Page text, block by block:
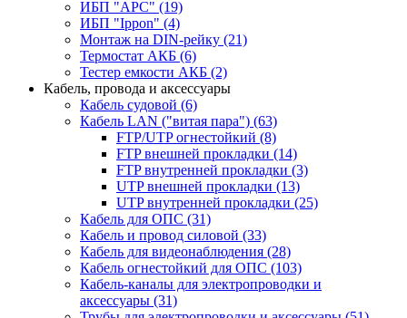
ИБП "APC" (19)
ИБП "Ippon" (4)
Монтаж на DIN-рейку (21)
Термостат АКБ (6)
Тестер емкости АКБ (2)
Кабель, провода и аксессуары
Кабель судовой (6)
Кабель LAN ("витая пара") (63)
FTP/UTP огнестойкий (8)
FTP внешней прокладки (14)
FTP внутренней прокладки (3)
UTP внешней прокладки (13)
UTP внутренней прокладки (25)
Кабель для ОПС (31)
Кабель и провод силовой (33)
Кабель для видеонаблюдения (28)
Кабель огнестойкий для ОПС (103)
Кабель-каналы для электропроводки и
аксессуары (31)